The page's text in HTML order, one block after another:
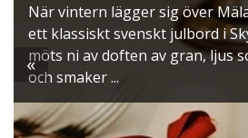
När vintern lägger sig över
ett klassiskt svenskt julbord i
möts ni av doften av gran, ljus
och smaker ...
«